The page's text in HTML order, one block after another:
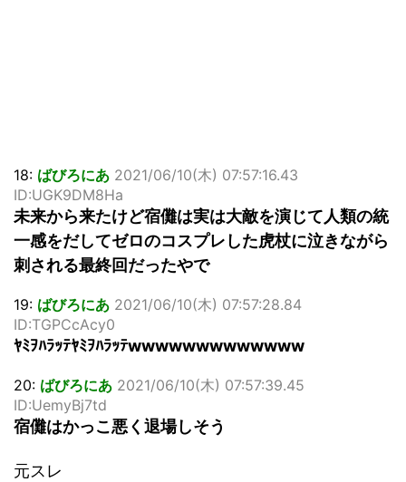
18: ばびろにあ 2021/06/10(木) 07:57:16.43
ID:UGK9DM8Ha
未来から来たけど宿儺は実は大敵を演じて人類の統
一感をだしてゼロのコスプレした虎杖に泣きながら
刺される最終回だったやで
19: ばびろにあ 2021/06/10(木) 07:57:28.84
ID:TGPCcAcy0
ﾔﾐｦﾊﾗｯﾃﾔﾐｦﾊﾗｯﾃwwwwwwwwwwwww
20: ばびろにあ 2021/06/10(木) 07:57:39.45
ID:UemyBj7td
宿儺はかっこ悪く退場しそう
元スレ